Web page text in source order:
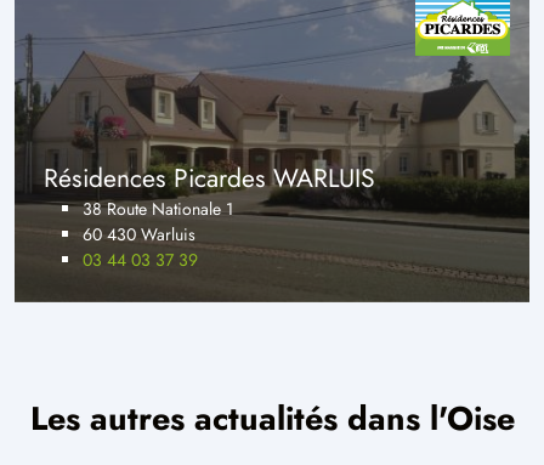
Résidences Picardes WARLUIS
38 Route Nationale 1
60 430 Warluis
03 44 03 37 39
Les autres actualités dans l'Oise